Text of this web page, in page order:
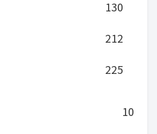
130
212
225
10